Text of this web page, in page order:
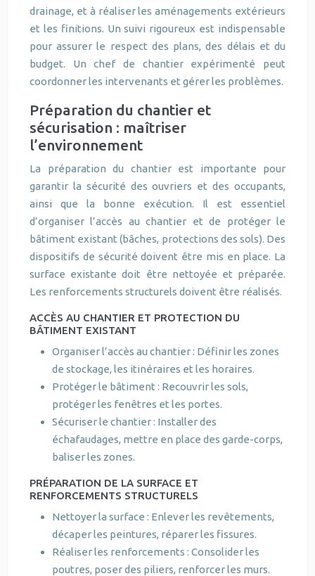
drainage, et à réaliser les aménagements extérieurs
et les finitions. Un suivi rigoureux est indispensable
pour assurer le respect des plans, des délais et du
budget. Un chef de chantier expérimenté peut
coordonner les intervenants et gérer les problèmes.
Préparation du chantier et
sécurisation : maîtriser
l’environnement
La préparation du chantier est importante pour
garantir la sécurité des ouvriers et des occupants,
ainsi que la bonne exécution. Il est essentiel
d’organiser l’accès au chantier et de protéger le
bâtiment existant (bâches, protections des sols). Des
dispositifs de sécurité doivent être mis en place. La
surface existante doit être nettoyée et préparée.
Les renforcements structurels doivent être réalisés.
ACCÈS AU CHANTIER ET PROTECTION DU
BÂTIMENT EXISTANT
Organiser l’accès au chantier : Définir les zones
de stockage, les itinéraires et les horaires.
Protéger le bâtiment : Recouvrir les sols,
protéger les fenêtres et les portes.
Sécuriser le chantier : Installer des
échafaudages, mettre en place des garde-corps,
baliser les zones.
PRÉPARATION DE LA SURFACE ET
RENFORCEMENTS STRUCTURELS
Nettoyer la surface : Enlever les revêtements,
décaper les peintures, réparer les fissures.
Réaliser les renforcements : Consolider les
poutres, poser des piliers, renforcer les murs.